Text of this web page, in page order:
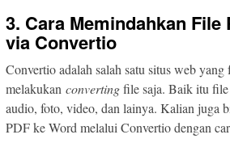
3. Cara Memindahkan File
via Convertio
Convertio adalah salah satu situs web
melakukan convertingfile saja. Baik itu
audio, foto, video, dan lainya. Kalian juga
PDF ke Word melalui Convertio dengan